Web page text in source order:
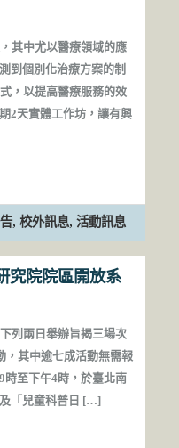
其中尤以醫療領域的應
到個別化治療方案的制
，以提高醫療服務的效
2天實體工作坊，讓有興
, 校外訊息, 活動訊息
究院院區開放系
列兩日舉辦旨揭三場次
，其中逾七成活動無需報
時至下午4時，於臺北南
「兒童科普日 […]